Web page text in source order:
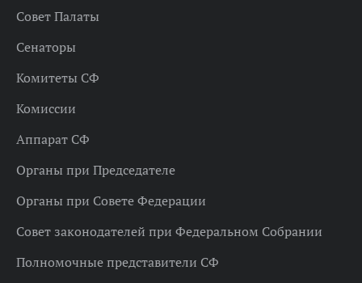
Совет Палаты
Сенаторы
Комитеты СФ
Комиссии
Аппарат СФ
Органы при Председателе
Органы при Совете Федерации
Совет законодателей при Федеральном Собрании
Полномочные представители СФ